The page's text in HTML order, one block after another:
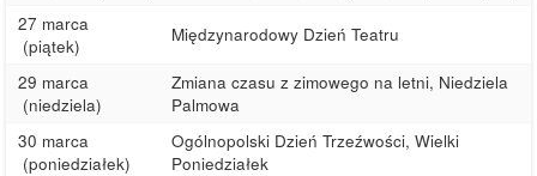
27 marca
(piątek)
Międzynarodowy Dzień Teatru
29 marca
(niedziela)
Zmiana czasu z zimowego na letni, Niedziela
Palmowa
30 marca
(poniedziałek)
Ogólnopolski Dzień Trzeźwości, Wielki
Poniedziałek